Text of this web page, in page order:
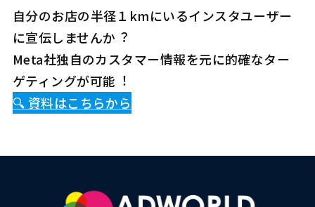
自分のお店の半径１kmにいるインスタユーザー
に宣伝しませんか︖
Meta社独自のカスタマー情報を元に的確なター
ゲティングが可能︕
🔍️ 資料はこちらから